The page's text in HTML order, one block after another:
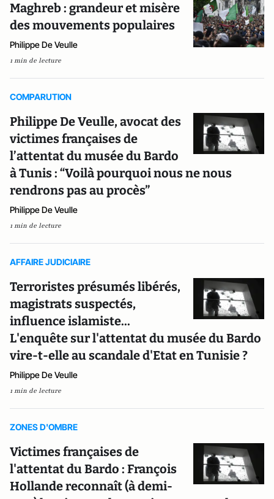
Maghreb : grandeur et misère
des mouvements populaires
Philippe De Veulle
1 min de lecture
COMPARUTION
Philippe De Veulle, avocat des
victimes françaises de
l’attentat du musée du Bardo
à Tunis : “Voilà pourquoi nous ne nous
rendrons pas au procès”
Philippe De Veulle
1 min de lecture
AFFAIRE JUDICIAIRE
Terroristes présumés libérés,
magistrats suspectés,
influence islamiste...
L'enquête sur l'attentat du musée du Bardo
vire-t-elle au scandale d'Etat en Tunisie ?
Philippe De Veulle
1 min de lecture
ZONES D'OMBRE
Victimes françaises de
l'attentat du Bardo : François
Hollande reconnaît (à demi-